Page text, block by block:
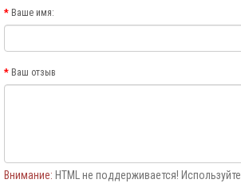
Ваше имя:
Ваш отзыв
Внимание: HTML не поддерживается!